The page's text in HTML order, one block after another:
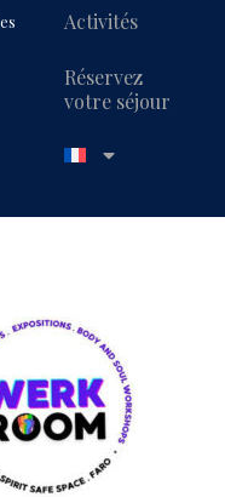
Activités
Réservez
votre séjour